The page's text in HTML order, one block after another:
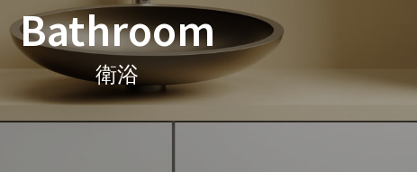
Bathroom
衛浴